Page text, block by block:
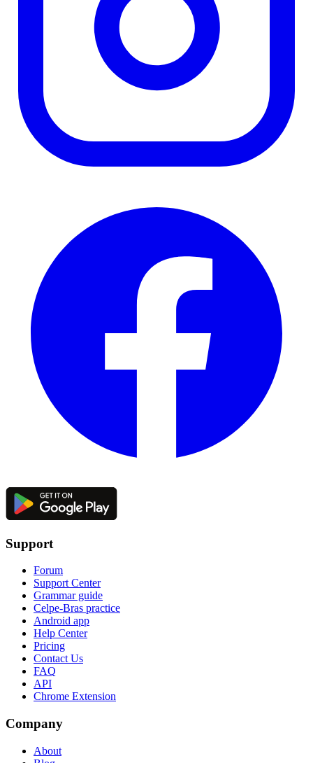
Support
Forum
Support Center
Grammar guide
Celpe-Bras practice
Android app
Help Center
Pricing
Contact Us
FAQ
API
Chrome Extension
Company
About